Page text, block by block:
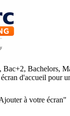
Bac+2, Bachelors,
d'accueil pour
à votre écran"